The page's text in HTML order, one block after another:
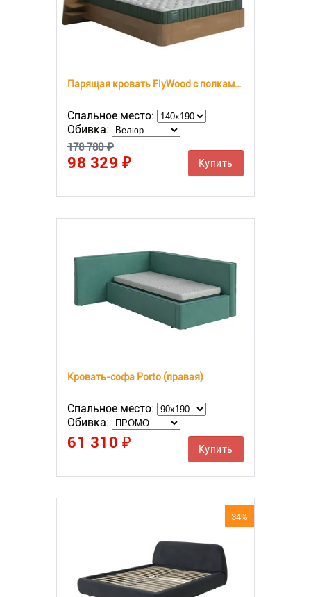
Парящая кровать FlyWood с полками (сосна)
Спальное место:
Обивка:
178 780 ₽
98 329 ₽ Купить
Кровать-софа Porto (правая)
Спальное место:
Обивка:
61 310 ₽ Купить
34%